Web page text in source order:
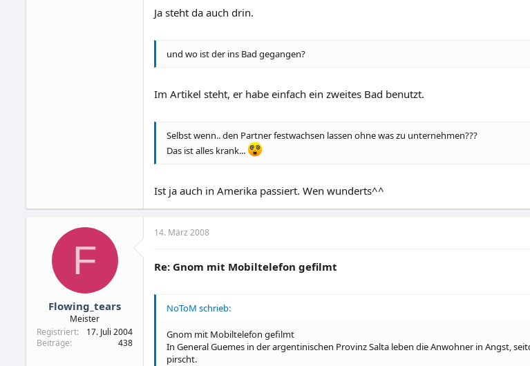
Ja steht da auch drin.
und wo ist der ins Bad gegangen?
Im Artikel steht, er habe einfach ein zweites Bad benutzt.
Selbst wenn.. den Partner festwachsen lassen ohne was zu unternehmen???
Das ist alles krank...
Ist ja auch in Amerika passiert. Wen wunderts^^
F
Flowing_tears
Meister
Registriert
17. Juli 2004
Beiträge
438
14. März 2008
Re: Gnom mit Mobiltelefon gefilmt
NoToM schrieb:
Gnom mit Mobiltelefon gefilmt
In General Guemes in der argentinischen Provinz Salta leben die Anwohner in Angst,
pirscht.